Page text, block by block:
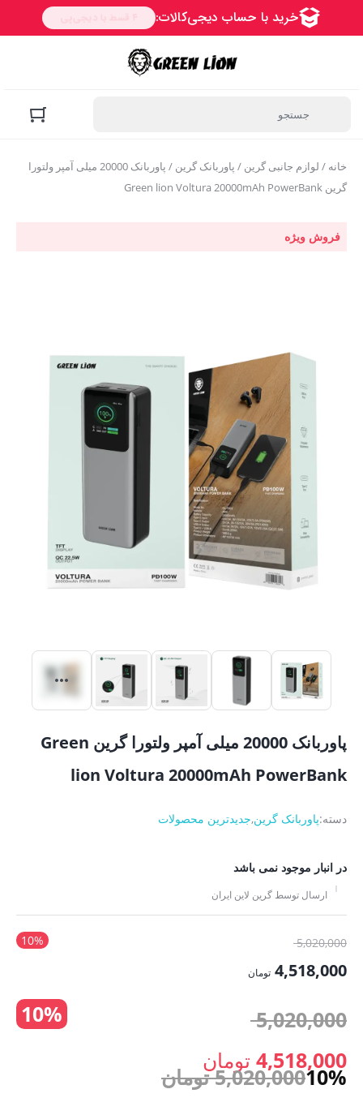
خانه / لوازم جانبی گرین / پاوربانک گرین
/ پاوربانک 20000 میلی آمپر ولتورا
گرین Green lion Voltura 20000mAh PowerBank
فروش ویژه
پاوربانک 20000 میلی آمپر ولتورا گرین Green
lion Voltura 20000mAh PowerBank
دسته:پاوربانک گرین,جدیدترین محصولات
در انبار موجود نمی باشد
ارسال توسط گرین لاین ایران
10% 5,020,000قیمت
اصلی:
بود.
4,518,000 تومان
فعلی:
10% 5,020,000
اصلی: 4,518,000 تومان
10%
5,020,000 تومان